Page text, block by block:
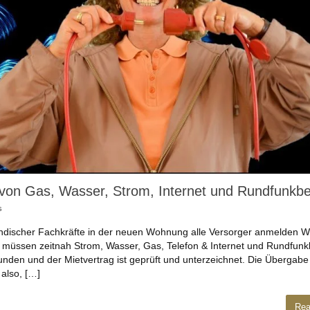
Gas, Wasser, Strom, Internet und
Fachkräfte in der neuen Wohnung alle Versorger anmelden
zeitnah Strom, Wasser, Gas, Telefon & Internet und
und der Mietvertrag ist geprüft und unterzeichnet. Die
also, […]